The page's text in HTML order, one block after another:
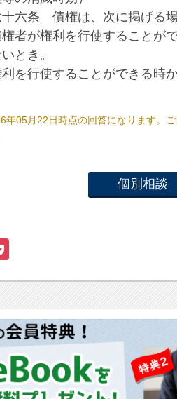
六条 債権は、次に掲げる
者が権利を行使することが
とき。
を行使することができる時か
05月22日時点の回答になります。
個別相談